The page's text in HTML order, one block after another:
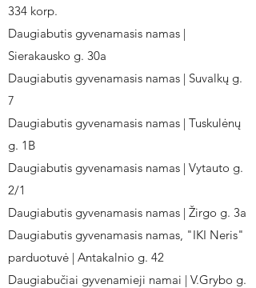
334 korp.
Daugiabutis gyvenamasis namas |
Sierakausko g. 30a
Daugiabutis gyvenamasis namas | Suvalkų g.
7
Daugiabutis gyvenamasis namas | Tuskulėnų
g. 1B
Daugiabutis gyvenamasis namas | Vytauto g.
2/1
Daugiabutis gyvenamasis namas | Žirgo g. 3a
Daugiabutis gyvenamasis namas, "IKI Neris"
parduotuvė | Antakalnio g. 42
Daugiabučiai gyvenamieji namai | V.Grybo g.